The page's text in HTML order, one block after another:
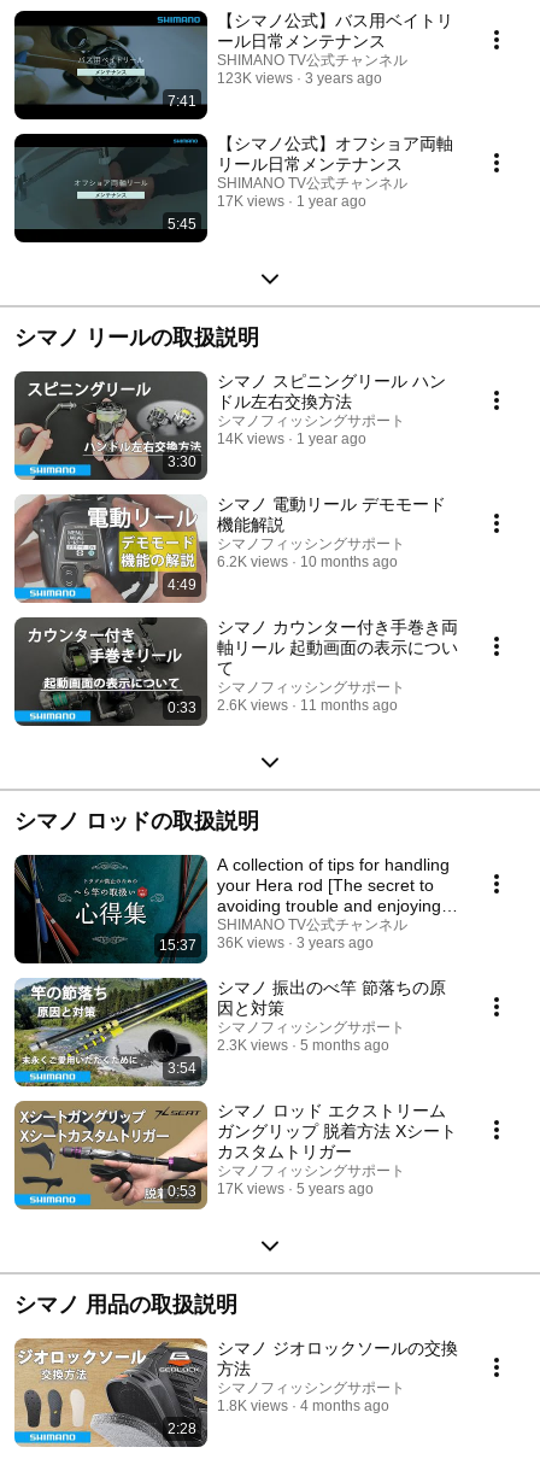
7:41
【シマノ公式】バス用ベイトリ
ール日常メンテナンス
SHIMANO TV公式チャンネル
123K views
3 years ago
5:45
【シマノ公式】オフショア両軸
リール日常メンテナンス
SHIMANO TV公式チャンネル
17K views
1 year ago
シマノ リールの取扱説明
3:30
シマノ スピニングリール ハン
ドル左右交換方法
シマノフィッシングサポート
14K views
1 year ago
4:49
シマノ 電動リール デモモード
機能解説
シマノフィッシングサポート
6.2K views
10 months ago
0:33
シマノ カウンター付き手巻き両
軸リール 起動画面の表示につい
て
シマノフィッシングサポート
2.6K views
11 months ago
シマノ ロッドの取扱説明
15:37
A collection of tips for handling
your Hera rod [The secret to
avoiding trouble and enjoying
your...
SHIMANO TV公式チャンネル
36K views
3 years ago
3:54
シマノ 振出のべ竿 節落ちの原
因と対策
シマノフィッシングサポート
2.3K views
5 months ago
0:53
シマノ ロッド エクストリーム
ガングリップ 脱着方法 Xシート
カスタムトリガー
シマノフィッシングサポート
17K views
5 years ago
シマノ 用品の取扱説明
2:28
シマノ ジオロックソールの交換
方法
シマノフィッシングサポート
1.8K views
4 months ago